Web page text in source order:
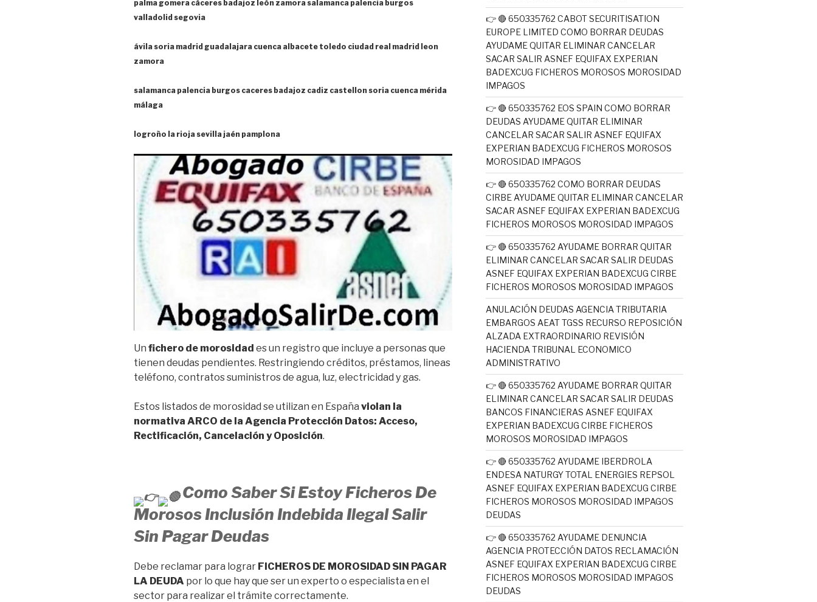
palma gomera cáceres badajoz león zamora salamanca palencia burgos
valladolid segovia
ávila soria madrid guadalajara cuenca albacete toledo ciudad real madrid leon
zamora
salamanca palencia burgos caceres badajoz cadiz castellon soria cuenca mérida
málaga
logroño la rioja sevilla jaén pamplona
Un fichero de morosidad es un registro que incluye a personas que
tienen deudas pendientes. Restringiendo créditos, préstamos, lineas
teléfono, contratos suministros de agua, luz, electricidad y gas.
Estos listados de morosidad se utilizan en España violan la
normativa ARCO de la Agencia Protección Datos: Acceso,
Rectificación, Cancelación y Oposición.
Como Saber Si Estoy Ficheros De
Morosos Inclusión Indebida Ilegal Salir
Sin Pagar Deudas
Debe reclamar para lograr FICHEROS DE MOROSIDAD SIN PAGAR
LA DEUDA por lo que hay que ser un experto o especialista en el
sector para realizar el trámite correctamente.
👉 🔴 650335762 CABOT SECURITISATION
EUROPE LIMITED COMO BORRAR DEUDAS
AYUDAME QUITAR ELIMINAR CANCELAR
SACAR SALIR ASNEF EQUIFAX EXPERIAN
BADEXCUG FICHEROS MOROSOS MOROSIDAD
IMPAGOS
👉 🔴 650335762 EOS SPAIN COMO BORRAR
DEUDAS AYUDAME QUITAR ELIMINAR
CANCELAR SACAR SALIR ASNEF EQUIFAX
EXPERIAN BADEXCUG FICHEROS MOROSOS
MOROSIDAD IMPAGOS
👉 🔴 650335762 COMO BORRAR DEUDAS
CIRBE AYUDAME QUITAR ELIMINAR CANCELAR
SACAR ASNEF EQUIFAX EXPERIAN BADEXCUG
FICHEROS MOROSOS MOROSIDAD IMPAGOS
👉 🔴 650335762 AYUDAME BORRAR QUITAR
ELIMINAR CANCELAR SACAR SALIR DEUDAS
ASNEF EQUIFAX EXPERIAN BADEXCUG CIRBE
FICHEROS MOROSOS MOROSIDAD IMPAGOS
ANULACIÓN DEUDAS AGENCIA TRIBUTARIA
EMBARGOS AEAT TGSS RECURSO REPOSICIÓN
ALZADA EXTRAORDINARIO REVISIÓN
HACIENDA TRIBUNAL ECONOMICO
ADMINISTRATIVO
👉 🔴 650335762 AYUDAME BORRAR QUITAR
ELIMINAR CANCELAR SACAR SALIR DEUDAS
BANCOS FINANCIERAS ASNEF EQUIFAX
EXPERIAN BADEXCUG CIRBE FICHEROS
MOROSOS MOROSIDAD IMPAGOS
👉 🔴 650335762 AYUDAME IBERDROLA
ENDESA NATURGY TOTAL ENERGIES REPSOL
ASNEF EQUIFAX EXPERIAN BADEXCUG CIRBE
FICHEROS MOROSOS MOROSIDAD IMPAGOS
DEUDAS
👉 🔴 650335762 AYUDAME DENUNCIA
AGENCIA PROTECCIÓN DATOS RECLAMACIÓN
ASNEF EQUIFAX EXPERIAN BADEXCUG CIRBE
FICHEROS MOROSOS MOROSIDAD IMPAGOS
DEUDAS